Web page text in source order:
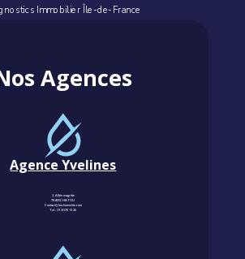
Immobilier Île-de-France
Agences
Agence Yvelines
3, Allée magritte
78400 CHATOU
Contact@km-humidite.com
Tel :01 30 76 13 26